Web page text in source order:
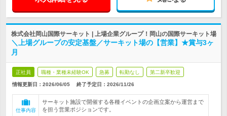
株式会社岡山国際サーキット | 上場企業グループ！岡山の国際サーキット場
＼上場グループの安定基盤／サーキット場の【営業】★賞与3ヶ
月
正社員 職種・業種未経験OK 急募 転勤なし 第二新卒歓迎
情報更新日：2026/06/05 終了予定日： 2026/11/26
仕事内容
サーキット施設で開催する各種イベントの企画立案から運営まで
を担う営業ポジションです。